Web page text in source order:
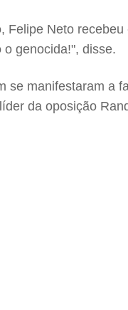
Felipe Neto
genocida!", disse.
se manifestaram a
da oposição